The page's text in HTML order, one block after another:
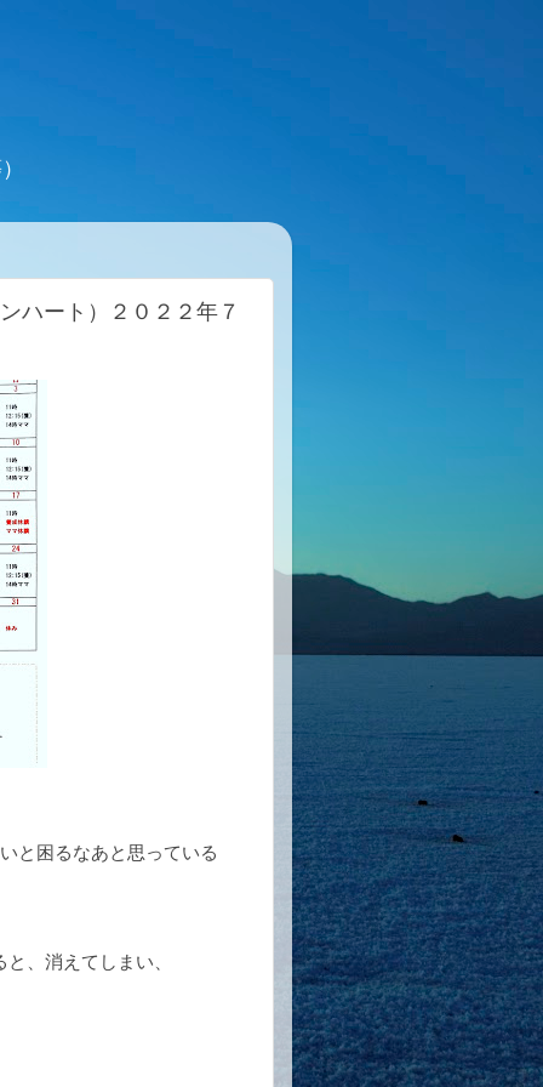
ハート）２０２２年７
と困るなあと思っている
、消えてしまい、